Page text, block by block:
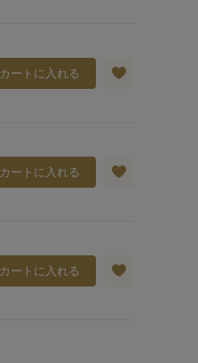
カートに入れる
カートに入れる
カートに入れる